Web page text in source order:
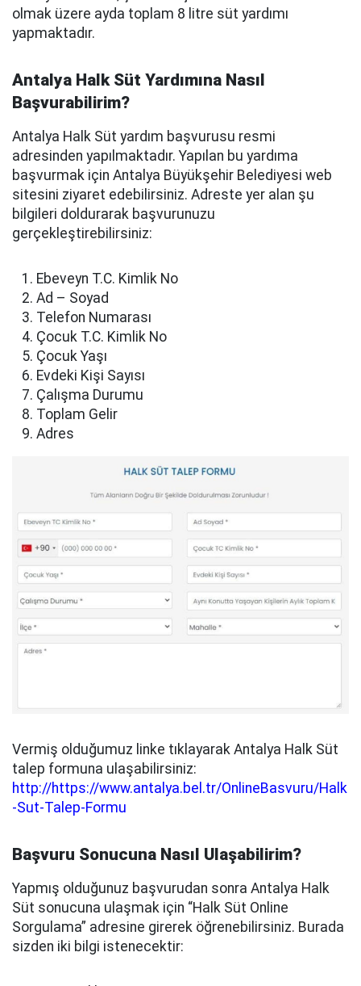
olmak üzere ayda toplam 8 litre süt yardımı
yapmaktadır.
Antalya Halk Süt Yardımına Nasıl
Başvurabilirim?
Antalya Halk Süt yardım başvurusu resmi
adresinden yapılmaktadır. Yapılan bu yardıma
başvurmak için Antalya Büyükşehir Belediyesi web
sitesini ziyaret edebilirsiniz. Adreste yer alan şu
bilgileri doldurarak başvurunuzu
gerçekleştirebilirsiniz:
Ebeveyn T.C. Kimlik No
Ad – Soyad
Telefon Numarası
Çocuk T.C. Kimlik No
Çocuk Yaşı
Evdeki Kişi Sayısı
Çalışma Durumu
Toplam Gelir
Adres
Vermiş olduğumuz linke tıklayarak Antalya Halk Süt
talep formuna ulaşabilirsiniz:
http://https://www.antalya.bel.tr/OnlineBasvuru/Halk
-Sut-Talep-Formu
Başvuru Sonucuna Nasıl Ulaşabilirim?
Yapmış olduğunuz başvurudan sonra Antalya Halk
Süt sonucuna ulaşmak için “Halk Süt Online
Sorgulama” adresine girerek öğrenebilirsiniz. Burada
sizden iki bilgi istenecektir: